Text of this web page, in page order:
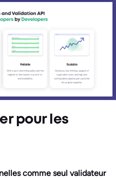
pour les
comme seul validateur